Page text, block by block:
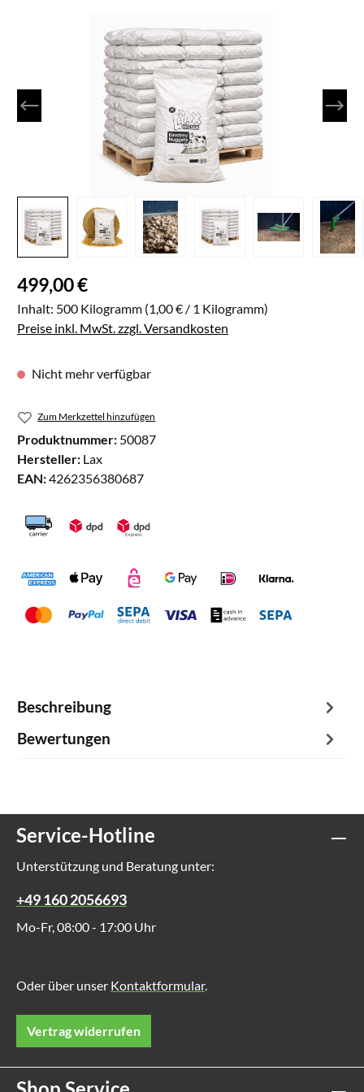
Regulärer Preis:
499,00 €
Inhalt: 500 Kilogramm (1,00 € / 1 Kilogramm)
Preise inkl. MwSt. zzgl. Versandkosten
Nicht mehr verfügbar
Zum Merkzettel hinzufügen
Produktnummer: 50087
Hersteller: Lax
EAN:4262356380687
Beschreibung
Bewertungen
Service-Hotline
Unterstützung und Beratung unter:
+49 160 2056693
Mo-Fr, 08:00 - 17:00 Uhr
Oder über unser Kontaktformular.
Vertrag widerrufen